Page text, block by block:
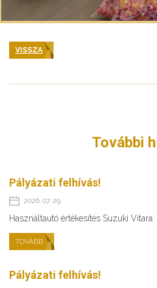
VISSZA
További
Pályázati felhívás!
2026. 07. 29.
Használtautó értékesítés Suzuki Vitara
TOVÁBB
Pályázati felhívás!